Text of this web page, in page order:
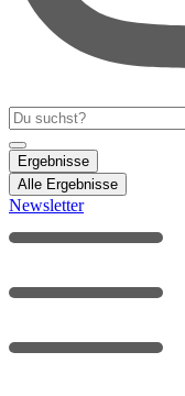
Search
...
Ergebnisse
Alle Ergebnisse
Newsletter